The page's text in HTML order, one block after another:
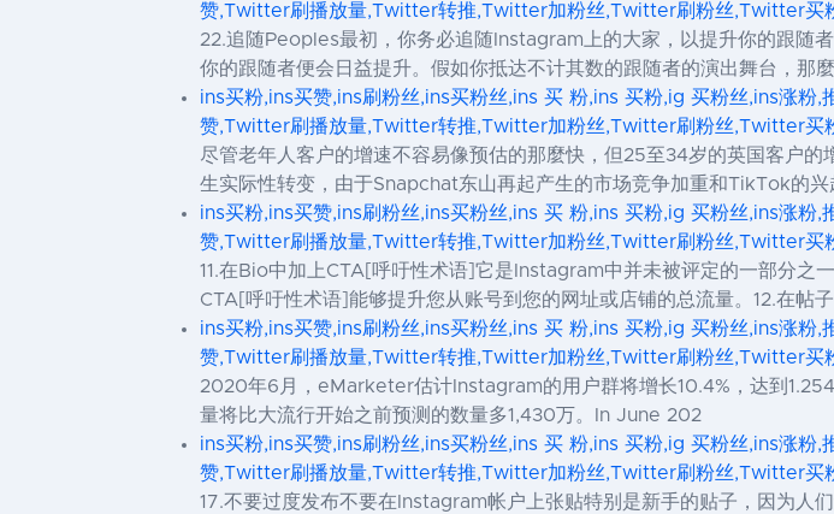
赞,Twitter刷播放量,Twitter转推,Twitter加粉丝,Twitter刷粉丝,Twitter买
22.追随Peoples最初，你务必追随Instagram上的大家，以提升你的跟随
你的跟随者便会日益提升。假如你抵达不计其数的跟随者的演出舞台，那
ins买粉,ins买赞,ins刷粉丝,ins买粉丝,ins 买 粉,ins 买粉,ig 买粉丝,ins涨
赞,Twitter刷播放量,Twitter转推,Twitter加粉丝,Twitter刷粉丝,Twitter买
尽管老年人客户的增速不容易像预估的那麼快，但25至34岁的英国客户
生实际性转变，由于Snapchat东山再起产生的市场竞争加重和TikTok的
ins买粉,ins买赞,ins刷粉丝,ins买粉丝,ins 买 粉,ins 买粉,ig 买粉丝,ins涨
赞,Twitter刷播放量,Twitter转推,Twitter加粉丝,Twitter刷粉丝,Twitter买
11.在Bio中加上CTA[呼吁性术语]它是Instagram中并未被评定的一部分之
CTA[呼吁性术语]能够提升您从账号到您的网址或店铺的总流量。12.在帖
ins买粉,ins买赞,ins刷粉丝,ins买粉丝,ins 买 粉,ins 买粉,ig 买粉丝,ins涨
赞,Twitter刷播放量,Twitter转推,Twitter加粉丝,Twitter刷粉丝,Twitter买
2020年6月，eMarketer估计Instagram的用户群将增长10.4%，达到
量将比大流行开始之前预测的数量多1,430万。In June 202
ins买粉,ins买赞,ins刷粉丝,ins买粉丝,ins 买 粉,ins 买粉,ig 买粉丝,ins涨
赞,Twitter刷播放量,Twitter转推,Twitter加粉丝,Twitter刷粉丝,Twitter买
17.不要过度发布不要在Instagram帐户上张贴特别是新手的贴子，因为人